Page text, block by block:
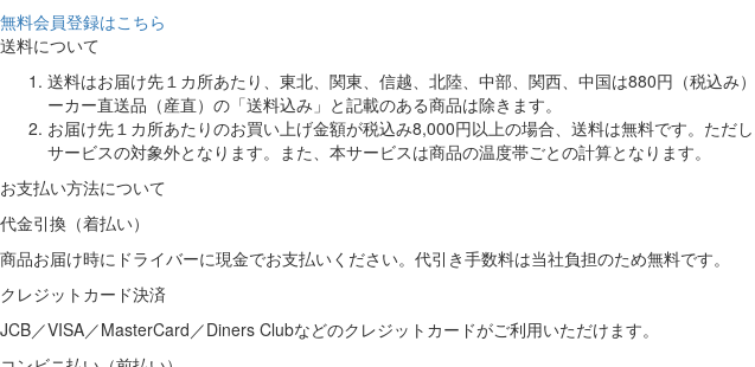
無料会員登録はこちら
送料について
送料はお届け先１カ所あたり、東北、関東、信越、北陸、中部、関西、中国は880円（税込
ーカー直送品（産直）の「送料込み」と記載のある商品は除きます。
お届け先１カ所あたりのお買い上げ金額が税込み8,000円以上の場合、送料は無料です。た
サービスの対象外となります。また、本サービスは商品の温度帯ごとの計算となります。
お支払い方法について
代金引換（着払い）
商品お届け時にドライバーに現金でお支払いください。代引き手数料は当社負担のため無料です。
クレジットカード決済
JCB／VISA／MasterCard／Diners Clubなどのクレジットカードがご利用いただけます。